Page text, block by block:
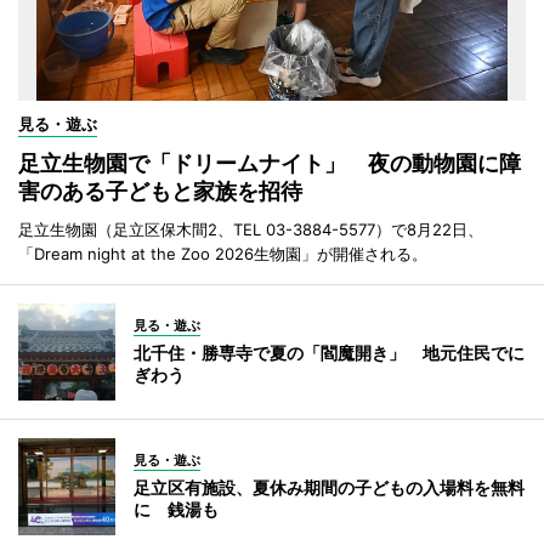
見る・遊ぶ
足立生物園で「ドリームナイト」 夜の動物園に障
害のある子どもと家族を招待
足立生物園（足立区保木間2、TEL 03-3884-5577）で8月22日、
「Dream night at the Zoo 2026生物園」が開催される。
見る・遊ぶ
北千住・勝専寺で夏の「閻魔開き」 地元住民でに
ぎわう
見る・遊ぶ
足立区有施設、夏休み期間の子どもの入場料を無料
に 銭湯も